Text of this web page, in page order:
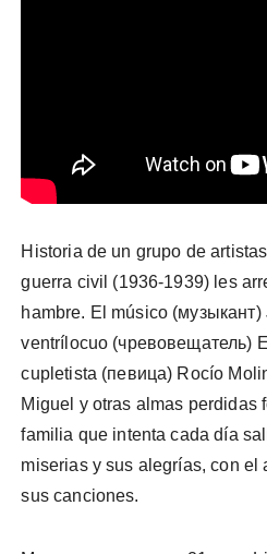
Historia de un grupo de
guerra civil (1936-1939) les
hambre. El músico (музыкант)
ventrílocuo (чревовещатель)
cupletista (певица) Rocío
Miguel y otras almas perdidas
familia que intenta cada día
miserias y sus alegrías, con el
sus canciones.